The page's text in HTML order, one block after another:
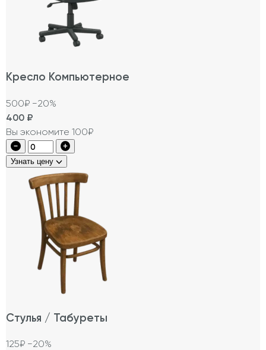
Кресло Компьютерное
500₽ −20%
400 ₽
Вы экономите 100₽
Узнать цену
Стулья / Табуреты
125₽ −20%